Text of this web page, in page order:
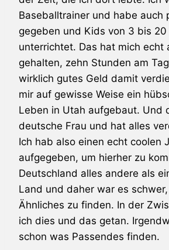
Baseballtrainer und habe auch
gegeben und Kids von 3 bis 20
unterrichtet. Das hat mich echt
gehalten, zehn Stunden am
wirklich gutes Geld damit
mir auf gewisse Weise ein
Leben in Utah aufgebaut. Und
deutsche Frau und hat alles
Ich hab also einen echt coolen
aufgegeben, um hierher zu
Deutschland alles andere als
Land und daher war es
Ähnliches zu finden. In der
ich dies und das getan.
schon was Passendes finden.